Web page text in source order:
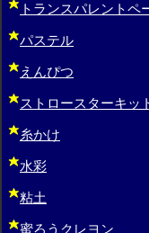
トランスパレントペ
パステル
えんぴつ
ストロースターキッ
糸かけ
水彩
粘土
蜜ろうクレヨン